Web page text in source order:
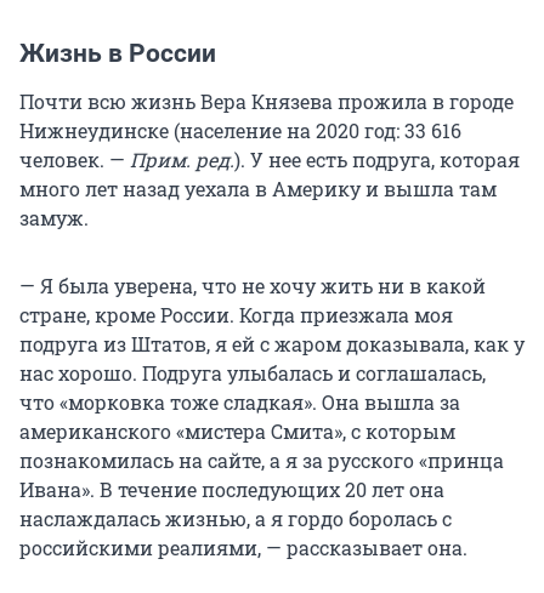
Жизнь в России
Почти всю жизнь Вера Князева прожила в городе
Нижнеудинске (население на 2020 год: 33 616
человек. — Прим. ред.). У нее есть подруга, которая
много лет назад уехала в Америку и вышла там
замуж.
— Я была уверена, что не хочу жить ни в какой
стране, кроме России. Когда приезжала моя
подруга из Штатов, я ей с жаром доказывала, как у
нас хорошо. Подруга улыбалась и соглашалась,
что «морковка тоже сладкая». Она вышла за
американского «мистера Смита», с которым
познакомилась на сайте, а я за русского «принца
Ивана». В течение последующих 20 лет она
наслаждалась жизнью, а я гордо боролась с
российскими реалиями, — рассказывает она.